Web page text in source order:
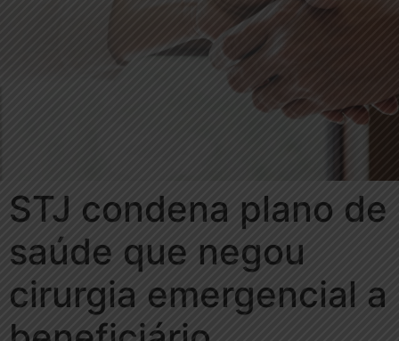
STJ condena plano de
saúde que negou
cirurgia emergencial a